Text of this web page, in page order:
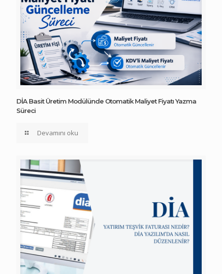
DİA Basit Üretim Modülünde Otomatik Maliyet Fiyatı Yazma
Süreci
Devamını oku